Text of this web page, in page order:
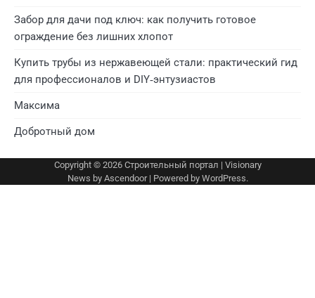
Забор для дачи под ключ: как получить готовое
ограждение без лишних хлопот
Купить трубы из нержавеющей стали: практический гид
для профессионалов и DIY‑энтузиастов
Максима
Добротный дом
Copyright © 2026 Строительный портал | Visionary
News by Ascendoor| Powered by WordPress.